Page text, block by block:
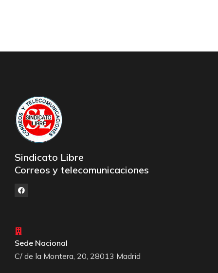
Sindicato Libre
Correos y telecomunicaciones
Sede Nacional
C/ de la Montera, 20, 28013 Madrid